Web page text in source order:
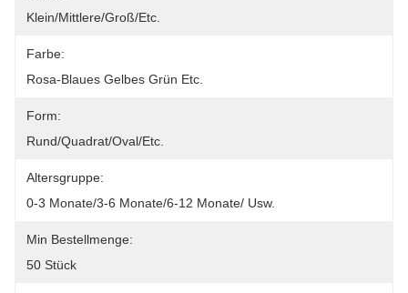
Klein/mittlere/groß/etc.
Farbe:
Rosa-Blaues Gelbes Grün Etc.
Form:
Rund/Quadrat/Oval/etc.
Altersgruppe:
0-3 Monate/3-6 Monate/6-12 Monate/ Usw.
Min Bestellmenge:
50 Stück